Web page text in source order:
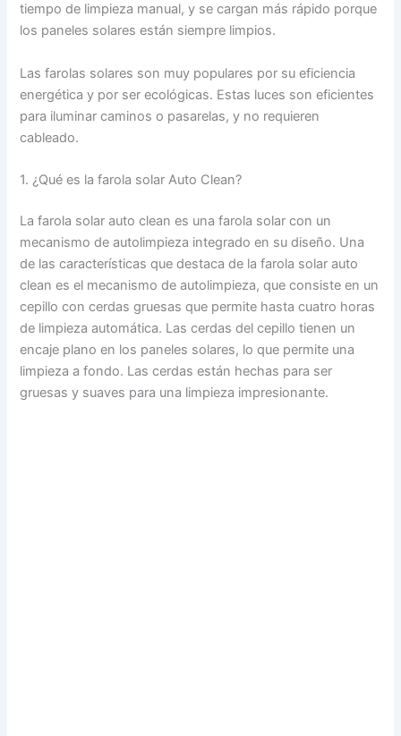
tiempo de limpieza manual, y se cargan más rápido porque
los paneles solares están siempre limpios.
Las farolas solares son muy populares por su eficiencia
energética y por ser ecológicas. Estas luces son eficientes
para iluminar caminos o pasarelas, y no requieren
cableado.
1. ¿Qué es la farola solar Auto Clean?
La farola solar auto clean es una farola solar con un
mecanismo de autolimpieza integrado en su diseño. Una
de las características que destaca de la farola solar auto
clean es el mecanismo de autolimpieza, que consiste en un
cepillo con cerdas gruesas que permite hasta cuatro horas
de limpieza automática. Las cerdas del cepillo tienen un
encaje plano en los paneles solares, lo que permite una
limpieza a fondo. Las cerdas están hechas para ser
gruesas y suaves para una limpieza impresionante.